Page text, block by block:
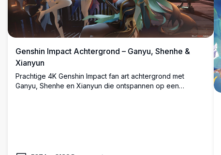
Genshin Impact Achtergrond – Ganyu, Shenhe &
Xianyun
Prachtige 4K Genshin Impact fan art achtergrond met
Ganyu, Shenhe en Xianyun die ontspannen op een